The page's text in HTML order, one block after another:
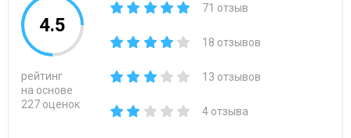
4.5
рейтинг
на основе
227 оценок
71 отзыв
18 отзывов
13 отзывов
4 отзыва